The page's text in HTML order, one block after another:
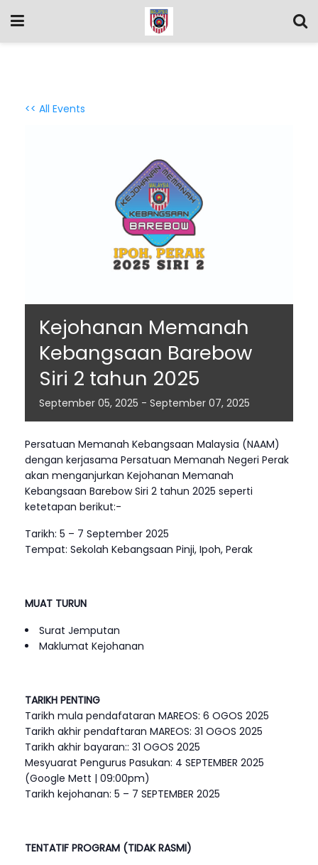
<< All Events
Kejohanan Memanah
Kebangsaan Barebow
Siri 2 tahun 2025
September 05, 2025 - September 07, 2025
Persatuan Memanah Kebangsaan Malaysia (NAAM)
dengan kerjasama Persatuan Memanah Negeri Perak
akan menganjurkan Kejohanan Memanah
Kebangsaan Barebow Siri 2 tahun 2025 seperti
ketetapan berikut:-
Tarikh: 5 – 7 September 2025
Tempat: Sekolah Kebangsaan Pinji, Ipoh, Perak
MUAT TURUN
Surat Jemputan
Maklumat Kejohanan
TARIKH PENTING
Tarikh mula pendafataran MAREOS: 6 OGOS 2025
Tarikh akhir pendaftaran MAREOS: 31 OGOS 2025
Tarikh akhir bayaran:: 31 OGOS 2025
Mesyuarat Pengurus Pasukan: 4 SEPTEMBER 2025
(Google Mett | 09:00pm)
Tarikh kejohanan: 5 – 7 SEPTEMBER 2025
TENTATIF PROGRAM (TIDAK RASMI)